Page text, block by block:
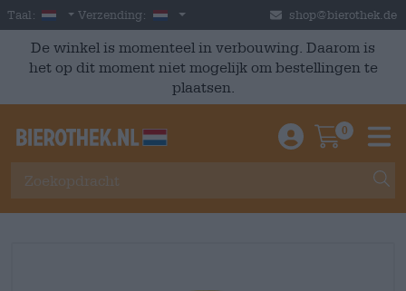
Skip to main content
Taal: Dutch
Verzending: Nederland shop@bierothek.de
De winkel is momenteel in verbouwing. Daarom is
het op dit moment niet mogelijk om bestellingen te
plaatsen.
Einloggen /
0